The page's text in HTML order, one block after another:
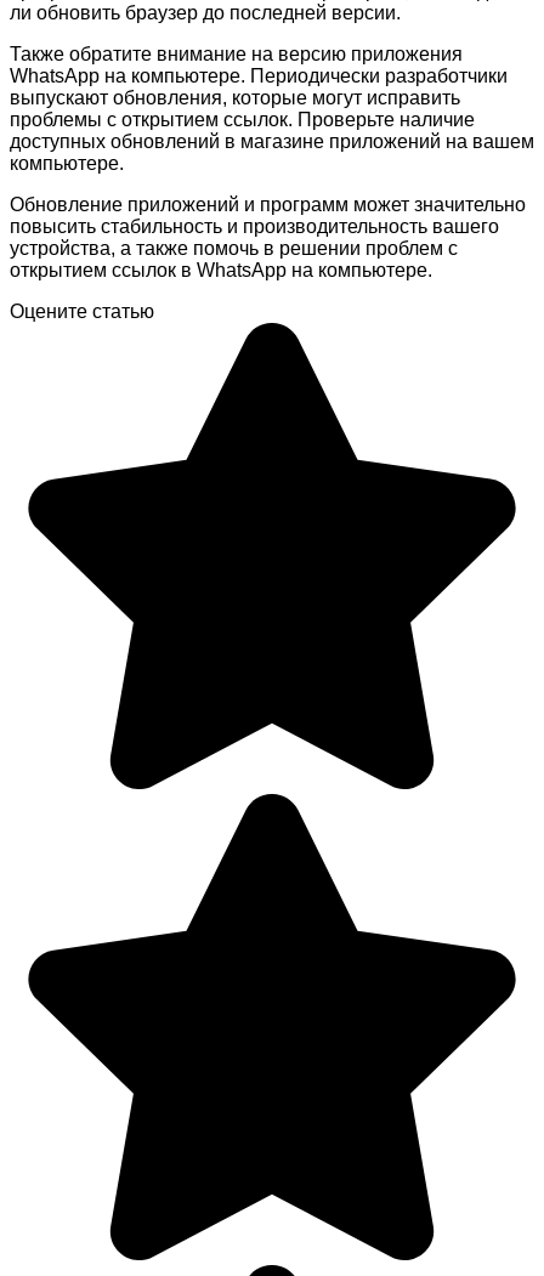
ли обновить браузер до последней версии.
Также обратите внимание на версию приложения
WhatsApp на компьютере. Периодически разработчики
выпускают обновления, которые могут исправить
проблемы с открытием ссылок. Проверьте наличие
доступных обновлений в магазине приложений на вашем
компьютере.
Обновление приложений и программ может значительно
повысить стабильность и производительность вашего
устройства, а также помочь в решении проблем с
открытием ссылок в WhatsApp на компьютере.
Оцените статью